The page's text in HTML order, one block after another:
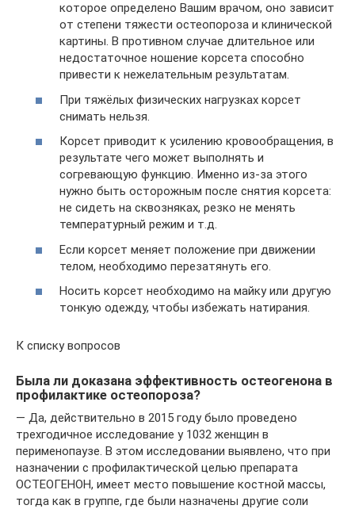
которое определено Вашим врачом, оно зависит
от степени тяжести остеопороза и клинической
картины. В противном случае длительное или
недостаточное ношение корсета способно
привести к нежелательным результатам.
При тяжёлых физических нагрузках корсет
снимать нельзя.
Корсет приводит к усилению кровообращения, в
результате чего может выполнять и
согревающую функцию. Именно из-за этого
нужно быть осторожным после снятия корсета:
не сидеть на сквозняках, резко не менять
температурный режим и т.д.
Если корсет меняет положение при движении
телом, необходимо перезатянуть его.
Носить корсет необходимо на майку или другую
тонкую одежду, чтобы избежать натирания.
К списку вопросов
Была ли доказана эффективность остеогенона в
профилактике остеопороза?
— Да, действительно в 2015 году было проведено
трехгодичное исследование у 1032 женщин в
перименопаузе. В этом исследовании выявлено, что при
назначении с профилактической целью препарата
ОСТЕОГЕНОН, имеет место повышение костной массы,
тогда как в группе, где были назначены другие соли